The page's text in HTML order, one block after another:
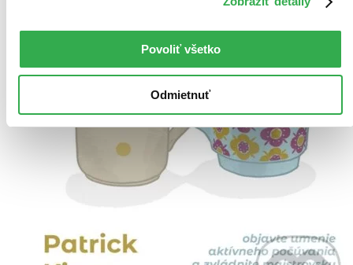
Povoliť všetko
Odmietnuť